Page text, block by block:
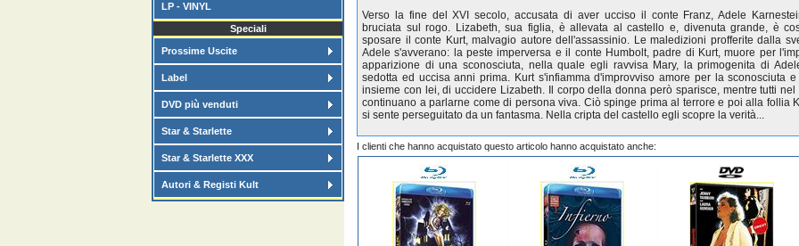
LP - VINYL
Speciali
Prossime Uscite
Label
DVD più venduti
Star & Starlette
Star & Starlette XXX
Autori & Registi Kult
Verso la fine del XVI secolo, accusata di aver ucciso il conte Franz, Adele
bruciata sul rogo. Lizabeth, sua figlia, è allevata al castello e, divenuta grande, è
sposare il conte Kurt, malvagio autore dell'assassinio. Le maledizioni profferite dalla
Adele s'avverano: la peste imperversa e il conte Humbolt, padre di Kurt, muore per
apparizione di una sconosciuta, nella quale egli ravvisa Mary, la primogenita di
sedotta ed uccisa anni prima. Kurt s'infiamma d'improvviso amore per la sconosciuta
insieme con lei, di uccidere Lizabeth. Il corpo della donna però sparisce, mentre tutti nel
continuano a parlarne come di persona viva. Ciò spinge prima al terrore e poi alla follia
si sente perseguitato da un fantasma. Nella cripta del castello egli scopre la verità...
I clienti che hanno acquistato questo articolo hanno acquistato anche: